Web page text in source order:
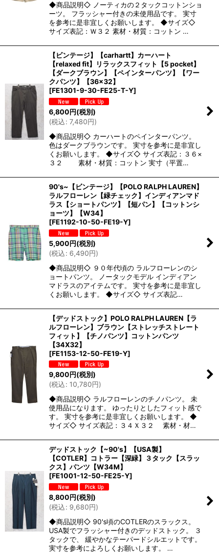
◆商品説明◇ ノーティカの２タックコットンショ
ーツ。 フラッシャー付きの未使用品です。 実寸
を参考に是非宜しくお願いします。 ◆サイズ◇
サイズ表記：Ｗ３２ 素材・材質：コットン …
【ビンテージ】【carhartt】カーハート
【relaxed fit】リラックスフィット【5 pocket】
【ダークブラウン】【ペインターパンツ】【ワー
クパンツ】【36×32】
[FE1301-9-30-FE25-T-Y]
6,800円(税別)
(税込: 7,480円)
◆商品説明◇ カーハートのペインターパンツ。
色はダークブラウンです。 実寸を参考に是非宜し
くお願いします。 ◆サイズ◇ サイズ表記：３６×
３２ 素材・材質：コットン 実寸（平置…
90's~【ビンテージ】【POLO RALPH LAUREN】
ラルフローレン【緑チェック】インディアンマド
ラス【ショートパンツ】【短パン】【コットンシ
ョーツ】【W34】
[FE1192-10-50-FE19-Y]
5,900円(税別)
(税込: 6,490円)
◆商品説明◇ ９０年代頃の ラルフローレンのシ
ョートパンツ。 ノータックモデル インディアン
マドラスのアイテムです。 実寸を参考に是非宜し
くお願いします。 ◆サイズ◇ サイズ表記…
【デッドストック】POLO RALPH LAUREN【ラ
ルフローレン】ブラウン【ストレッチストレート
フィット】【チノパンツ】コットンパンツ
【34X32】
[FE1153-12-50-FE19-Y]
9,800 円(税別)
(税込: 10,780円)
◆商品説明◇ ラルフローレンのチノパンツ。 未
使用品になります。 ゆったりとしたフィット感で
す。 実寸を参考に是非宜しくお願いします。 ◆
サイズ◇ サイズ表記：３４Ｘ３２ 素材・材…
デッドストック【~90's】【USA製】
【COTLER】コトラー【深緑】３タック【スラッ
クス】パンツ【W34M】
[FE1001-12-50-FE25-Y]
8,800円(税別)
(税込: 9,680円)
◆商品説明◇ 90's頃のCOTLERのスラックス。
USA製でフラッシャー付きのデッドストック。 ３
タックで、 緩やかなテーパードシルエットです。
実寸を参考によろしくお願いします。 …